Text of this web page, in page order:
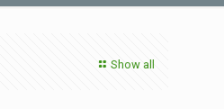
Show all